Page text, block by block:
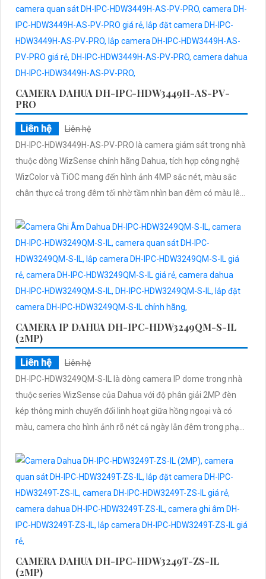
CAMERA DAHUA DH-IPC-HDW3449H-AS-PV-
PRO
Liên hệ
Liên hệ
DH-IPC-HDW3449H-AS-PV-PRO là camera giám sát trong nhà
thuộc dòng WizSense chính hãng Dahua, tích hợp công nghệ
WizColor và TiOC mang đến hình ảnh 4MP sắc nét, màu sắc
chân thực cả trong đêm tối nhờ tầm nhìn ban đêm có màu lên
tiện bằng AI, đàm thoại hai chiều rõ ràng, hỗ trợ thẻ nhớ 512GB
và cấp nguồn qua PoE giá rẻ
CAMERA IP DAHUA DH-IPC-HDW3249QM-S-IL
(2MP)
Liên hệ
Liên hệ
DH-IPC-HDW3249QM-S-IL là dòng camera IP dome trong nhà
thuộc series WizSense của Dahua với độ phân giải 2MP đèn
kép thông minh chuyển đổi linh hoạt giữa hồng ngoại và có
màu, camera cho hình ảnh rõ nét cả ngày lẫn đêm trong phạm
phát hiện chính xác người và xe cùng công nghệ POE tiện lợi
đây là giải pháp an ninh tối ưu
CAMERA DAHUA DH-IPC-HDW3249T-ZS-IL
(2MP)